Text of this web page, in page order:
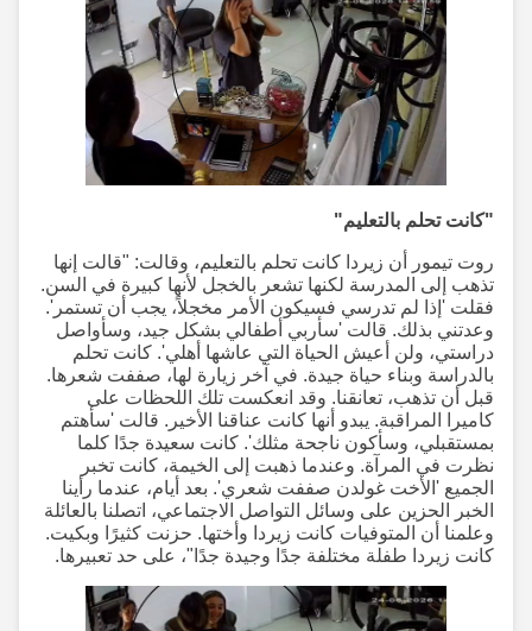
"كانت تحلم بالتعليم"
روت تيمور أن زيردا كانت تحلم بالتعليم، وقالت: "قالت إنها
تذهب إلى المدرسة لكنها تشعر بالخجل لأنها كبيرة في السن.
فقلت 'إذا لم تدرسي فسيكون الأمر مخجلاً، يجب أن تستمر'.
وعدتني بذلك. قالت 'سأربي أطفالي بشكل جيد، وسأواصل
دراستي، ولن أعيش الحياة التي عاشها أهلي'. كانت تحلم
بالدراسة وبناء حياة جيدة. في آخر زيارة لها، صففت شعرها.
قبل أن تذهب، تعانقنا. وقد انعكست تلك اللحظات على
كاميرا المراقبة. يبدو أنها كانت عناقنا الأخير. قالت 'سأهتم
بمستقبلي، وسأكون ناجحة مثلك'. كانت سعيدة جدًا كلما
نظرت في المرآة. وعندما ذهبت إلى الخيمة، كانت تخبر
الجميع 'الأخت غولدن صففت شعري'. بعد أيام، عندما رأينا
الخبر الحزين على وسائل التواصل الاجتماعي، اتصلنا بالعائلة
وعلمنا أن المتوفيات كانت زيردا وأختها. حزنت كثيرًا وبكيت.
كانت زيردا طفلة مختلفة جدًا وجيدة جدًا"، على حد تعبيرها.